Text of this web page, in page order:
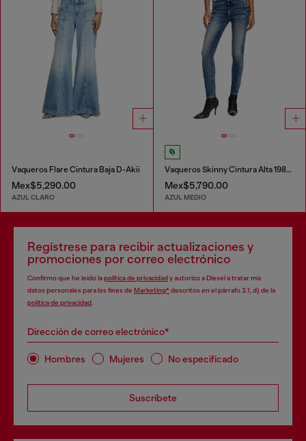
Vaqueros Flare Cintura Baja D-Akii
Mex$5,290.00
AZUL CLARO
Vaqueros Skinny Cintura Alta 1984 Slandy-High
Mex$5,790.00
AZUL MEDIO
Regístrese para recibir actualizaciones y
promociones por correo electrónico
Confirmo que he leído lapolítica de privacidady autorizo a Diesel a tratar mis
datos personales para los fines de Marketing*descritos en el párrafo 3.1, d) de la
política de privacidad
Dirección de correo electrónico*
Hombres Mujeres No especificado
Suscríbete